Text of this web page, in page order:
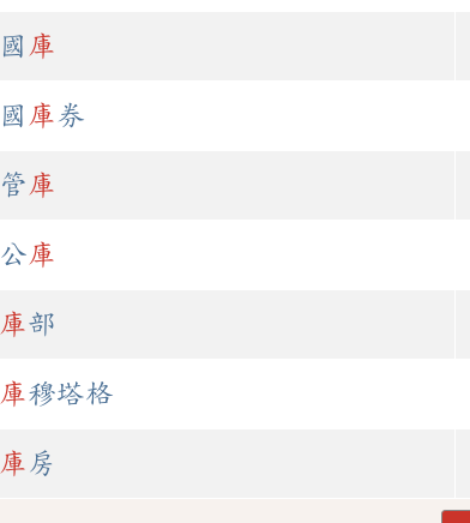
國 庫
國 庫券
管庫
公庫
庫部
庫穆塔格
庫房